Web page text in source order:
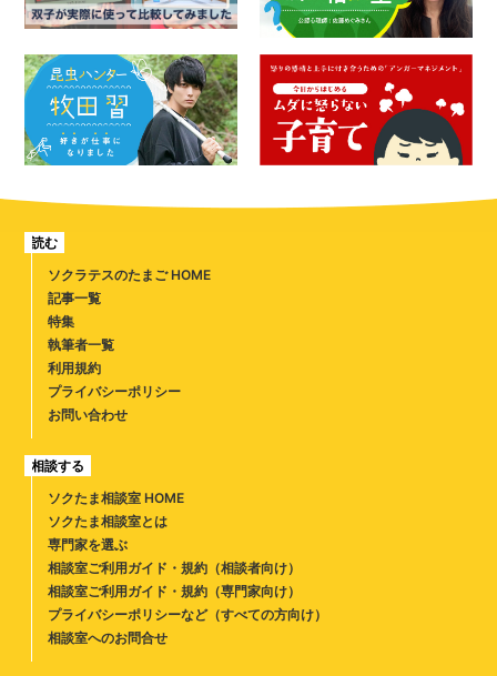
読む
ソクラテスのたまご HOME
記事一覧
特集
執筆者一覧
利用規約
プライバシーポリシー
お問い合わせ
相談する
ソクたま相談室 HOME
ソクたま相談室とは
専門家を選ぶ
相談室ご利用ガイド・規約（相談者向け）
相談室ご利用ガイド・規約（専門家向け）
プライバシーポリシーなど（すべての方向け）
相談室へのお問合せ